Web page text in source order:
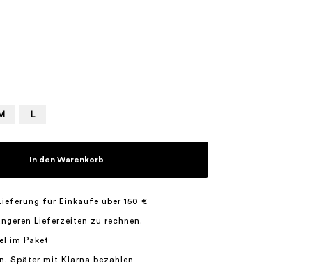
L
In den Warenkorb
für Einkäufe über 150 €
Lieferzeiten zu rechnen.
im Paket
Später mit Klarna bezahlen